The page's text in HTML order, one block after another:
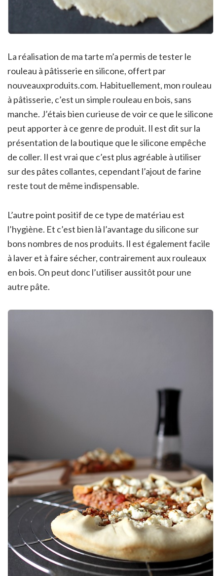
La réalisation de ma tarte m’a permis de tester le
rouleau à pâtisserie en silicone, offert par
nouveauxproduits.com. Habituellement, mon rouleau
à pâtisserie, c’est un simple rouleau en bois, sans
manche. J’étais bien curieuse de voir ce que le silicone
peut apporter à ce genre de produit. Il est dit sur la
présentation de la boutique que le silicone empêche
de coller. Il est vrai que c’est plus agréable à utiliser
sur des pâtes collantes, cependant l’ajout de farine
reste tout de même indispensable.
L’autre point positif de ce type de matériau est
l’hygiène. Et c’est bien là l’avantage du silicone sur
bons nombres de nos produits. Il est également facile
à laver et à faire sécher, contrairement aux rouleaux
en bois. On peut donc l’utiliser aussitôt pour une
autre pâte.